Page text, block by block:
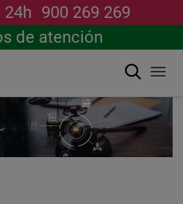
24h 900 269 269
de atención
搜索